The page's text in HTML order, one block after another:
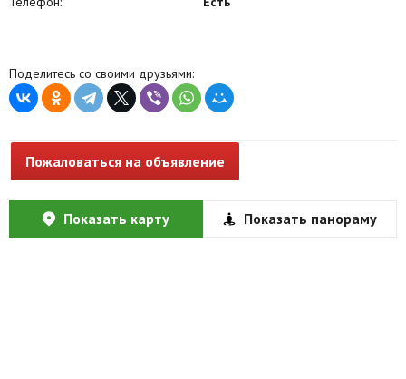
Поделитесь со своими друзьями:
Пожаловаться на объявление
Показать карту Показать панораму